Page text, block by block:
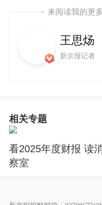
来阅读我的更
王思炀
新京报记者
相关专题
看2025年度财报 读
察室